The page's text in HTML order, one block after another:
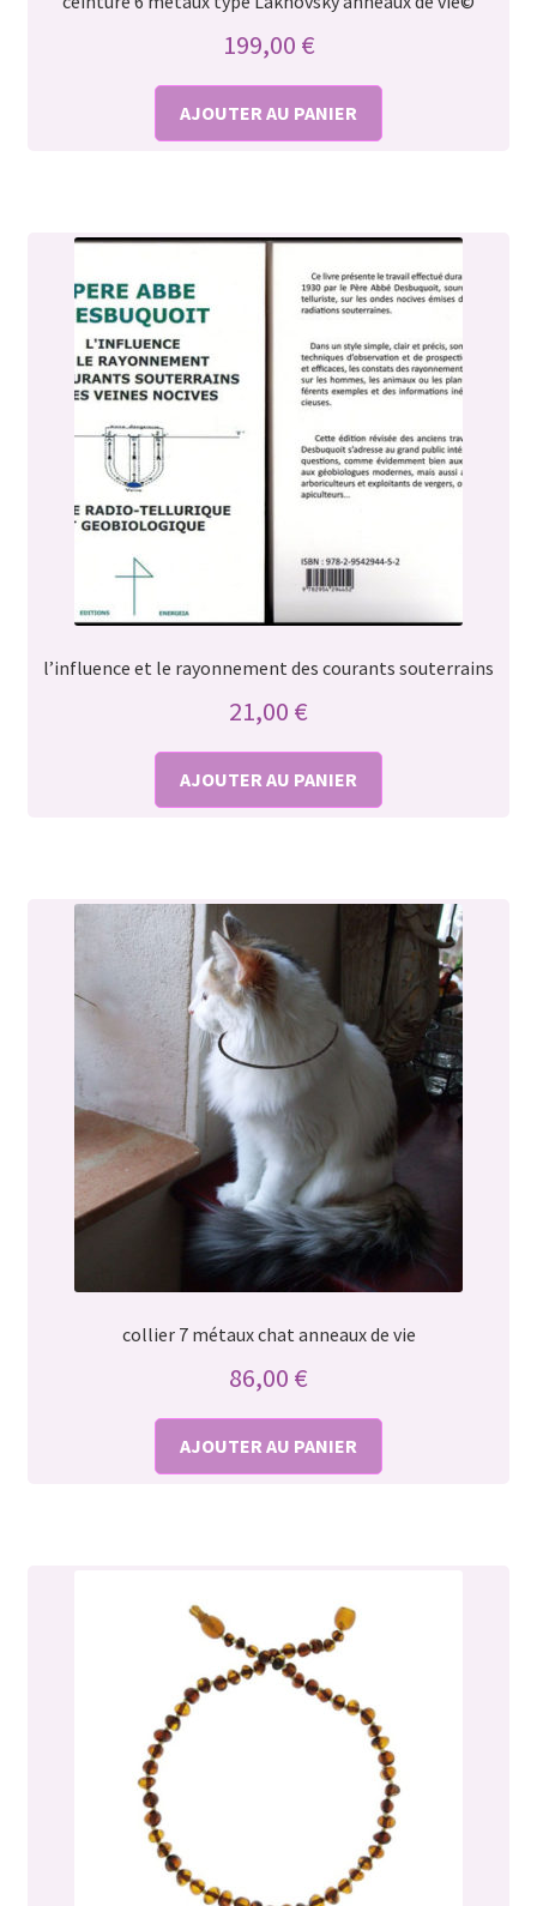
199,00 €
AJOUTER AU PANIER
l’influence et le rayonnement des courants souterrains
21,00 €
AJOUTER AU PANIER
collier 7 métaux chat anneaux de vie
86,00 €
AJOUTER AU PANIER